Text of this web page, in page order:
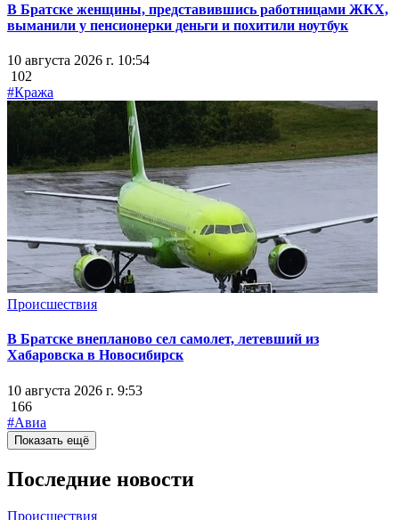
В Братске женщины, представившись работницами ЖКХ,
выманили у пенсионерки деньги и похитили ноутбук
10 августа 2026 г. 10:54
102
#Кража
Происшествия
В Братске внепланово сел самолет, летевший из
Хабаровска в Новосибирск
10 августа 2026 г. 9:53
166
#Авиа
Показать ещё
Последние новости
Происшествия